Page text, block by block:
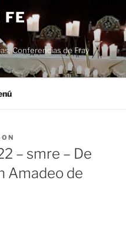
FE
Conferencias de Fray
– smre – De
Amadeo de